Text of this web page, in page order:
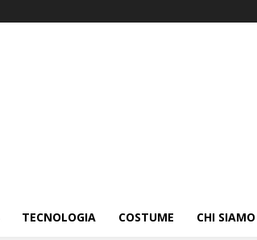
TECNOLOGIA COSTUME CHI SIAMO